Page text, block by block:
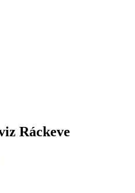
Ráckeve